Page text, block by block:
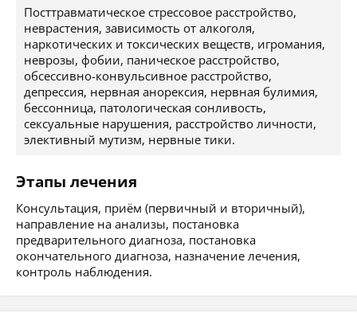
Посттравматическое стрессовое расстройство,
неврастения, зависимость от алкоголя,
наркотических и токсических веществ, игромания,
неврозы, фобии, паническое расстройство,
обсессивно-конвульсивное расстройство,
депрессия, нервная анорексия, нервная булимия,
бессонница, патологическая сонливость,
сексуальные нарушения, расстройство личности,
элективный мутизм, нервные тики.
Этапы лечения
Консультация, приём (первичный и вторичный),
направление на анализы, постановка
предварительного диагноза, постановка
окончательного диагноза, назначение лечения,
контроль наблюдения.